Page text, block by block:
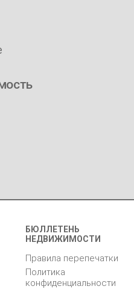
БЮЛЛЕТЕНЬ
НЕДВИЖИМОСТИ
Правила перепечатки
Политика
конфиденциальности